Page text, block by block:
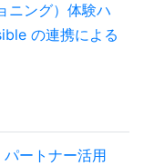
ニング）体験ハ
の連携による
ートナー活用